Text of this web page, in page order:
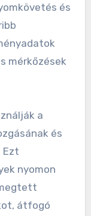
és
mérkőzések
a
és
Ezt
nyomon
átfogó